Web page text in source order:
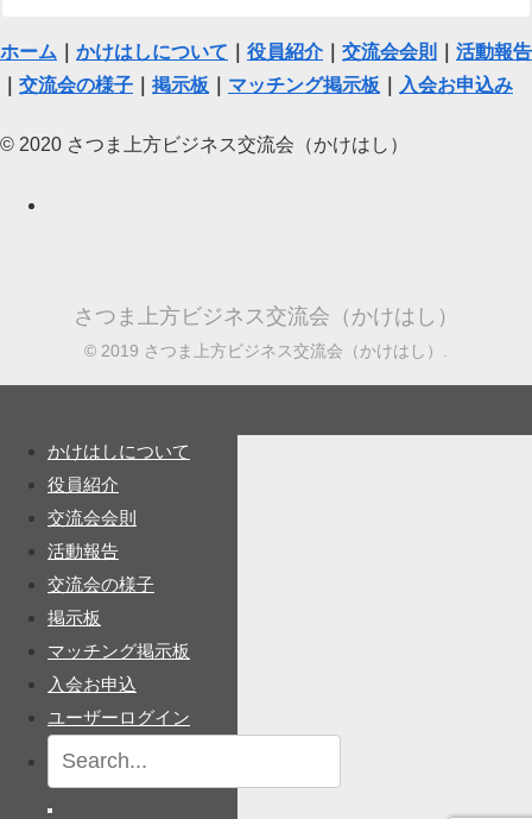
ホーム かけはしについて 役員紹介｜ 交流会会則
活動報告
交流会の様子 掲示板 マッチング掲示板 入会お申込み
© 2020 さつま上方ビジネス交流会（かけはし）
さつま上方ビジネス交流会（かけはし）
© 2019 さつま上方ビジネス交流会（かけはし）.
かけはしについて
役員紹介
交流会会則
活動報告
交流会の様子
掲示板
マッチング掲示板
入会お申込
ユーザーログイン